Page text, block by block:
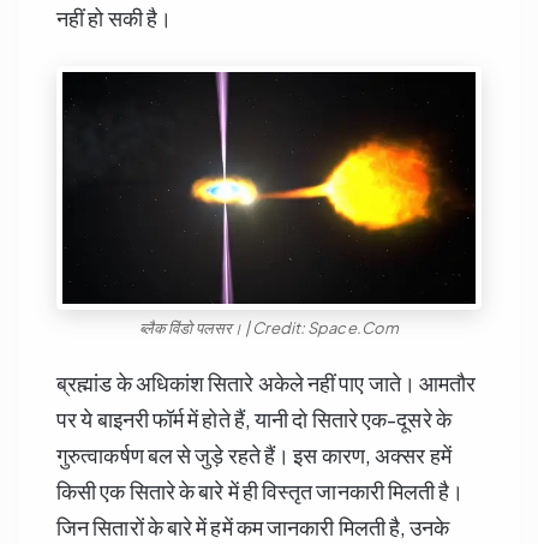
नहीं हो सकी है।
ब्लैक विंडो पलसर। | Credit: Space.Com
ब्रह्मांड के अधिकांश सितारे अकेले नहीं पाए जाते। आमतौर
पर ये बाइनरी फॉर्म में होते हैं, यानी दो सितारे एक-दूसरे के
गुरुत्वाकर्षण बल से जुड़े रहते हैं। इस कारण, अक्सर हमें
किसी एक सितारे के बारे में ही विस्तृत जानकारी मिलती है।
जिन सितारों के बारे में हमें कम जानकारी मिलती है, उनके